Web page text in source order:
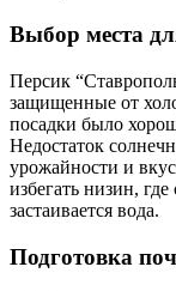
Выбор места
Персик
защищенные от
посадки было
Недостаток
урожайности и
избегать низин,
застаивается вода.
Подготовка